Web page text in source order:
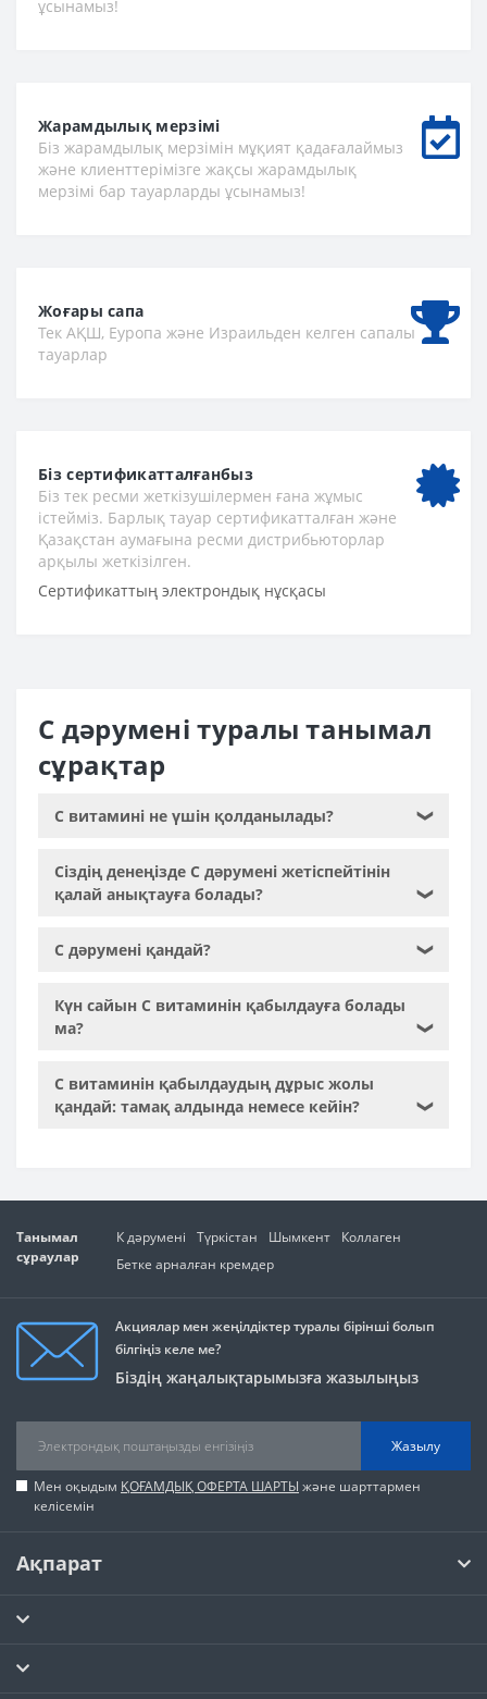
ұсынамыз!
Жарамдылық мерзімі
Біз жарамдылық мерзімін мұқият қадағалаймыз
және клиенттерімізге жақсы жарамдылық
мерзімі бар тауарларды ұсынамыз!
Жоғары сапа
Тек АҚШ, Еуропа және Израильден келген сапалы
тауарлар
Біз сертификатталғанбыз
Біз тек ресми жеткізушілермен ғана жұмыс
істейміз. Барлық тауар сертификатталған және
Қазақстан аумағына ресми дистрибьюторлар
арқылы жеткізілген.
Сертификаттың электрондық нұсқасы
С дәрумені туралы танымал
сұрақтар
С витамині не үшін қолданылады? ❯
Сіздің денеңізде С дәрумені жетіспейтінін
қалай анықтауға болады?
❯
С дәрумені қандай? ❯
Күн сайын С витаминін қабылдауға болады
ма?
❯
С витаминін қабылдаудың дұрыс жолы
қандай: тамақ алдында немесе кейін?
❯
Танымал
сұраулар
К дәрумені Түркістан Шымкент
Коллаген
Бетке арналған кремдер
Акциялар мен жеңілдіктер туралы бірінші болып
білгіңіз келе ме?
Біздің жаңалықтарымызға жазылыңыз
Жазылу
Мен оқыдым ҚОҒАМДЫҚ ОФЕРТА ШАРТЫ және шарттармен
келісемін
Ақпарат